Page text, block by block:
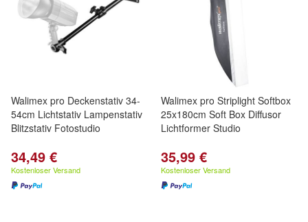
Walimex pro Deckenstativ 34-
54cm Lichtstativ Lampenstativ
Blitzstativ Fotostudio
34,49 €
Kostenloser Versand
Walimex pro Striplight Softbox
25x180cm Soft Box Diffusor
Lichtformer Studio
35,99 €
Kostenloser Versand